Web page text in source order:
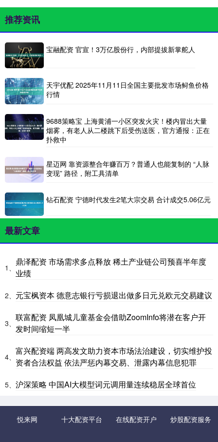
推荐资讯
宝融配资 官宣！3万亿股份行，内部提拔新掌舵人
天宇优配 2025年11月11日全国主要批发市场鲟鱼价格
行情
9688策略宝 上海黄浦一小区突发火灾！楼内冒出大量
烟雾，有老人从二楼跳下后受伤送医，官方通报：正在
扑救中
星迈网 靠资源整合年赚百万？普通人也能复制的 “人脉
变现” 路径，附工具清单
钻石配资 宁德时代发生2笔大宗交易 合计成交5.06亿元
最新文章
1、
鼎泽配资 市场需求多点释放 稀土产业链公司预喜半年度
业绩
2、 元宝枫资本 德意志银行亏损退出做多日元兑欧元交易建议
3、
联富配资 凤凰城儿童基金会借助ZoomInfo将潜在客户开
发时间缩短一半
4、
富兴配资端 两高发文助力资本市场法治建设，切实维护投
资者合法权益 依法严惩内幕交易、泄露内幕信息犯罪
5、 沪深策略 中国AI大模型词元调用量连续稳居全球首位
悦来网 十大配资平台 在线配资开户 炒股配资服务